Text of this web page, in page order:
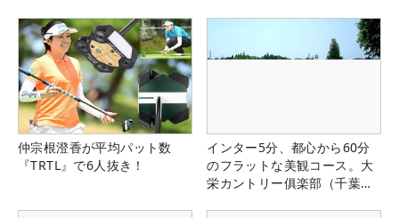
仲宗根澄香が平均パット数
『TRTL』で6人抜き！
インター5分、都心から60分
のフラットな美観コース。大
栄カントリー俱楽部（千葉